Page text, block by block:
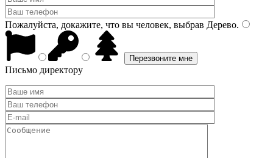
Пожалуйста, докажите, что вы человек, выбрав Дерево.
Письмо директору